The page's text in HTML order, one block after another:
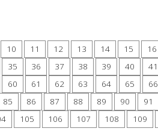
10 11 12 13 14 15 16
35 36 37 38 39 40 41
60 61 62 63 64 65 66
85 86 87 88 89 90 91
105 106 107 108 109